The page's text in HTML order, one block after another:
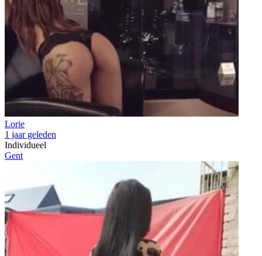
Lorie
1 jaar geleden
Individueel
Gent